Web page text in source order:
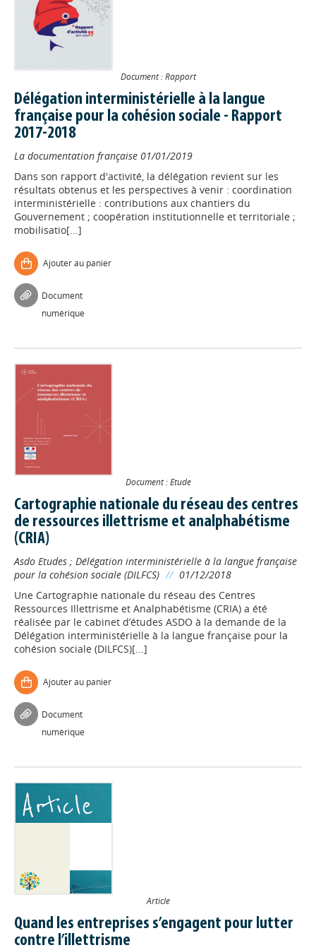
Document : Rapport
Délégation interministérielle à la langue
française pour la cohésion sociale - Rapport
2017-2018
La documentation française 01/01/2019
Dans son rapport d'activité, la délégation revient sur les
résultats obtenus et les perspectives à venir : coordination
interministérielle : contributions aux chantiers du
Gouvernement ; coopération institutionnelle et territoriale ;
mobilisatio[...]
Ajouter au panier
Document
numérique
Document : Etude
Cartographie nationale du réseau des centres
de ressources illettrisme et analphabétisme
(CRIA)
Asdo Etudes ; Délégation interministérielle à la langue française
pour la cohésion sociale (DILFCS) // 01/12/2018
Une Cartographie nationale du réseau des Centres
Ressources Illettrisme et Analphabétisme (CRIA) a été
réalisée par le cabinet d’études ASDO à la demande de la
Délégation interministérielle à la langue française pour la
cohésion sociale (DILFCS)[...]
Ajouter au panier
Document
numérique
Article
Quand les entreprises s’engagent pour lutter
contre l’illettrisme